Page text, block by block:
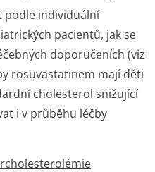
podle individuální
pacientů, jak se
doporučeních (viz
rosuvastatinem mají děti
cholesterol snižující
i v průběhu léčby